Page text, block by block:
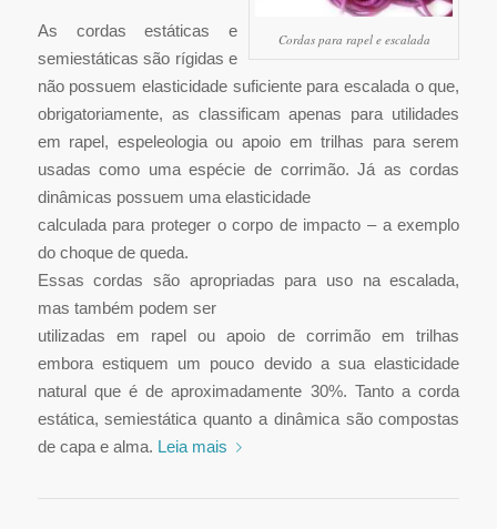
Cordas para rapel e escalada
As cordas estáticas e
semiestáticas são rígidas e
não possuem elasticidade suficiente para escalada o que,
obrigatoriamente, as classificam apenas para utilidades
em rapel, espeleologia ou apoio em trilhas para serem
usadas como uma espécie de corrimão. Já as cordas
dinâmicas possuem uma elasticidade
calculada para proteger o corpo de impacto – a exemplo
do choque de queda.
Essas cordas são apropriadas para uso na escalada,
mas também podem ser
utilizadas em rapel ou apoio de corrimão em trilhas
embora estiquem um pouco devido a sua elasticidade
natural que é de aproximadamente 30%. Tanto a corda
estática, semiestática quanto a dinâmica são compostas
de capa e alma. Leia mais